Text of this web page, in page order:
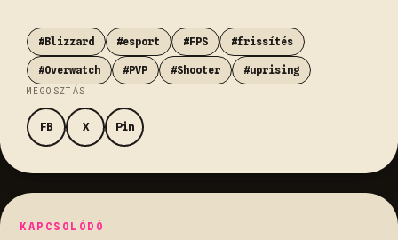
#Blizzard #esport #FPS #frissítés
#Overwatch #PVP #Shooter #uprising
MEGOSZTÁS
FB X Pin
KAPCSOLÓDÓ